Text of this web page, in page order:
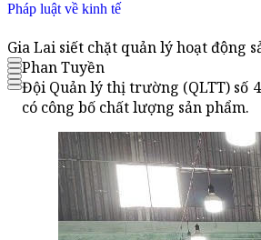
Pháp luật về kinh tế
Gia Lai siết chặt quản lý hoạt
Phan Tuyền
Đội Quản lý thị trường (QLTT) số
có công bố chất lượng sản phẩm.